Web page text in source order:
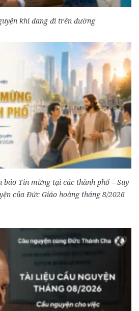
khi đang đi trên đường
báo Tin mừng tại các thành phố – Suy
của Đức Giáo hoàng tháng 8/2026